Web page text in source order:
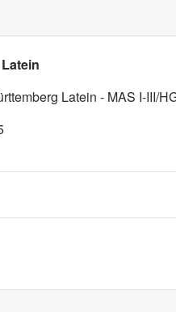
Latein - MAS I-III/